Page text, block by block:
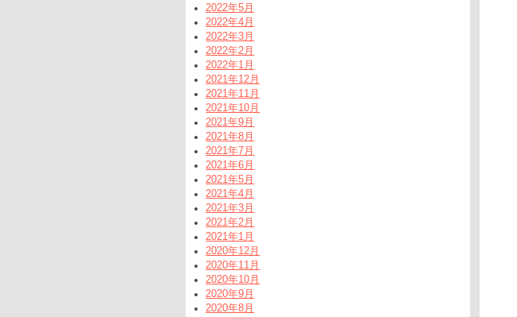
2022年5月
2022年4月
2022年3月
2022年2月
2022年1月
2021年12月
2021年11月
2021年10月
2021年9月
2021年8月
2021年7月
2021年6月
2021年5月
2021年4月
2021年3月
2021年2月
2021年1月
2020年12月
2020年11月
2020年10月
2020年9月
2020年8月